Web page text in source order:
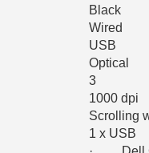
Black
Wired
USB
Optical
3
1000 dpi
Scrolling
1 x USB